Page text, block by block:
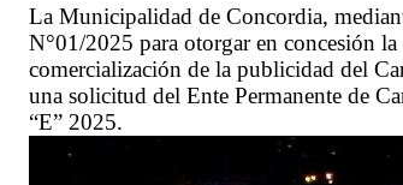
La Municipalidad de Concordia,
N°01/2025 para otorgar en concesión
comercialización de la publicidad del
una solicitud del Ente Permanente de
“E” 2025.